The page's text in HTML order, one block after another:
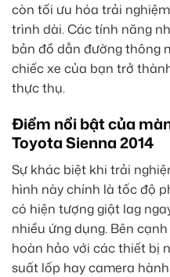
còn tối ưu hóa trải
trình dài. Các tính năng
bản đồ dẫn đường thông
chiếc xe của bạn trở
thực thụ.
Điểm nổi bật của
Toyota Sienna 2014
Sự khác biệt khi trải
hình này chính là tốc độ
có hiện tượng giật lag
nhiều ứng dụng. Bên
hoàn hảo với các thiết bị
suất lốp hay camera